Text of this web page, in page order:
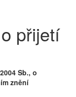
přijetí
Sb., o
znění